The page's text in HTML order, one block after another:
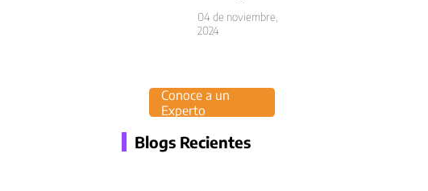
04 de noviembre,
2024
Conoce a un
Experto
Blogs Recientes